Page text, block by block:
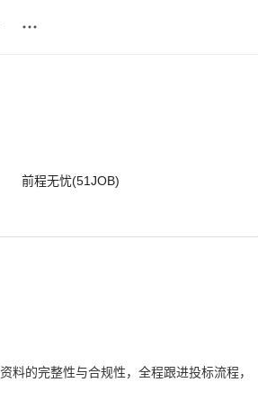
前程无忧(51JOB)
的完整性与合规性，全程跟进投标流程，